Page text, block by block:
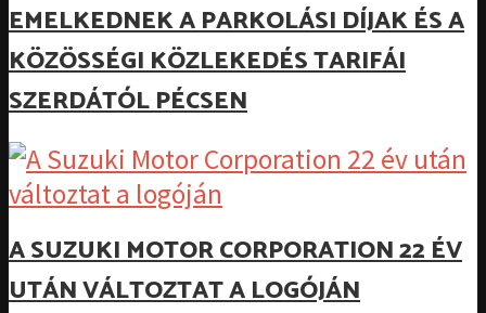
EMELKEDNEK A PARKOLÁSI DÍJAK ÉS A
KÖZÖSSÉGI KÖZLEKEDÉS TARIFÁI
SZERDÁTÓL PÉCSEN
A SUZUKI MOTOR CORPORATION 22 ÉV
UTÁN VÁLTOZTAT A LOGÓJÁN